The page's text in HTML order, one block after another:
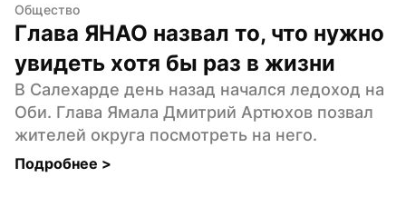
Общество
Глава ЯНАО назвал то, что нужно
увидеть хотя бы раз в жизни
В Салехарде день назад начался ледоход на
Оби. Глава Ямала Дмитрий Артюхов позвал
жителей округа посмотреть на него.
Подробнее >